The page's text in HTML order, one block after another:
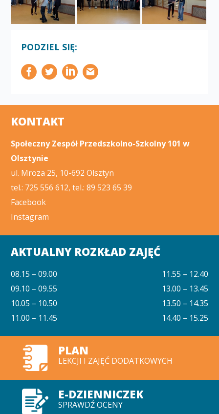
PODZIEL SIĘ:
KONTAKT
Społeczny Zespół Przedszkolno-Szkolny 101 w
Olsztynie
ul. Mroza 25, 10-692 Olsztyn
tel.: 725 556 612, tel.: 89 523 65 39
Facebook
Instagram
AKTUALNY ROZKŁAD ZAJĘĆ
08.15 – 09.00
09.10 – 09.55
10.05 – 10.50
11.00 – 11.45
11.55 – 12.40
13.00 – 13.45
13.50 – 14.35
14.40 – 15.25
PLAN
LEKCJI I ZAJĘĆ DODATKOWYCH
E-DZIENNICZEK
SPRAWDŹ OCENY